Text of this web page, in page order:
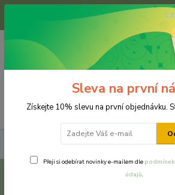
(Po-Pá, 8-16 hod.)
Chirurgická a nerezová ocel
Sleva na první
Získejte 10% slevu na první objednávku.
Přeji si odebírat novinky e-mailem dle
údajů.